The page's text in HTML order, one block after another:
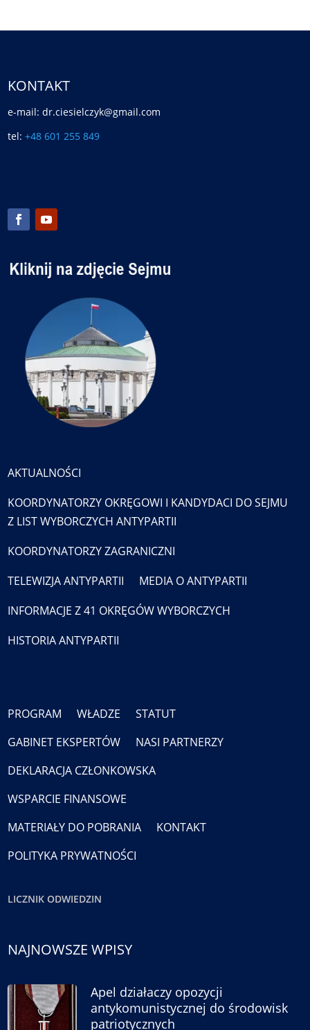
KONTAKT
e-mail: dr.ciesielczyk@gmail.com
tel:+48 601 255 849
AKTUALNOŚCI
KOORDYNATORZY OKRĘGOWI I KANDYDACI DO SEJMU
Z LIST WYBORCZYCH ANTYPARTII
KOORDYNATORZY ZAGRANICZNI
TELEWIZJA ANTYPARTII
MEDIA O ANTYPARTII
INFORMACJE Z 41 OKRĘGÓW WYBORCZYCH
HISTORIA ANTYPARTII
PROGRAM WŁADZE
STATUT
GABINET EKSPERTÓW
NASI PARTNERZY
DEKLARACJA CZŁONKOWSKA
WSPARCIE FINANSOWE
MATERIAŁY DO POBRANIA
KONTAKT
POLITYKA PRYWATNOŚCI
LICZNIK ODWIEDZIN
NAJNOWSZE WPISY
Apel działaczy opozycji
antykomunistycznej do środowisk
patriotycznych